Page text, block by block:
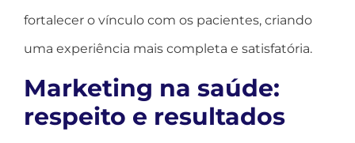
fortalecer o vínculo com os pacientes, criando
uma experiência mais completa e satisfatória.
Marketing na saúde:
respeito e resultados